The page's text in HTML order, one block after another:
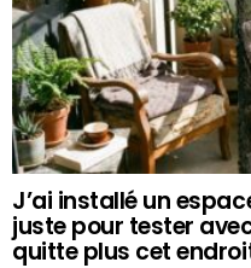
J’ai installé un
juste pour tester
quitte plus cet